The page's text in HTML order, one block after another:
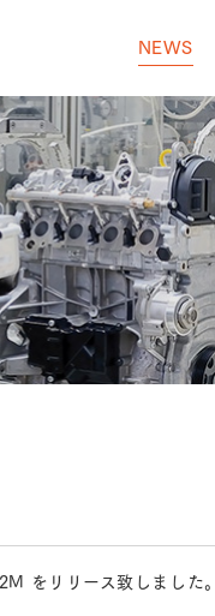
NEWS
をリリース致しました。